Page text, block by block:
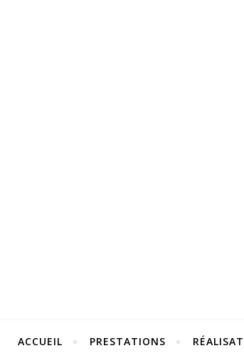
ACCUEIL PRESTATIONS